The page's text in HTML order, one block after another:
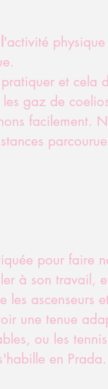
'activité
et cela
gaz de
facilement.
pour faire
à son travail,
les ascenseurs
une tenue
ou les
en Prada.